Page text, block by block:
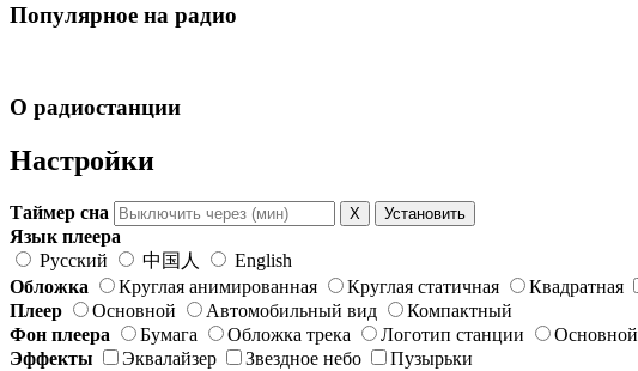
Популярное на радио
О радиостанции
Настройки
Таймер сна X Установить
Язык плеера
Русский
中国人
English
Обложка
Круглая анимированная Круглая статичная Квадратная
Плеер
Основной Автомобильный вид
Компактный
Фон плеера
Бумага Обложка трека Логотип станции Основной
Эффекты
Эквалайзер Звездное небо Пузырьки